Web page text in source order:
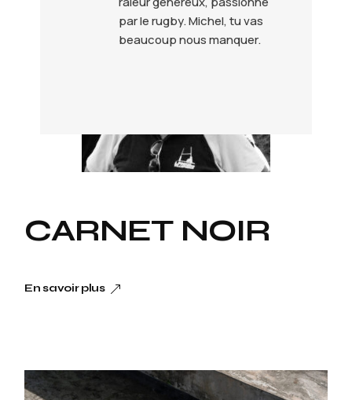
par le rugby. Michel, tu vas
beaucoup nous manquer.
CARNET NOIR
En savoir plus